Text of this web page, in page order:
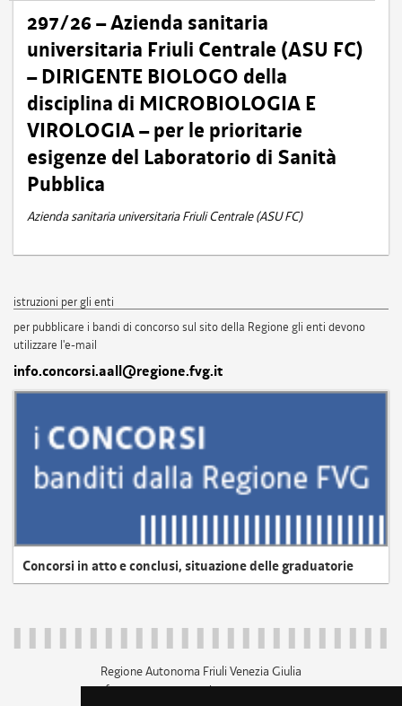
297/26 – Azienda sanitaria
universitaria Friuli Centrale (ASU FC)
– DIRIGENTE BIOLOGO della
disciplina di MICROBIOLOGIA E
VIROLOGIA – per le prioritarie
esigenze del Laboratorio di Sanità
Pubblica
Azienda sanitaria universitaria Friuli Centrale (ASU FC)
istruzioni per gli enti
per pubblicare i bandi di concorso sul sito della Regione gli enti devono
utilizzare l'e-mail
info.concorsi.aall@regione.fvg.it
Concorsi in atto e conclusi, situazione delle graduatorie
Regione Autonoma Friuli Venezia Giulia
c.f. 80014930327; p.iva 00526040324